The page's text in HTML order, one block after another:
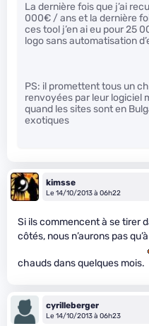
La dernière fois que j’ai
000€ / ans et la dernière
ces tool j’en ai eu pour 25
logo sans automatisation
PS: il promettent tous un
renvoyées par leur logiciel
quand les sites sont en
exotiques
kimsse
Le 14/10/2013 à 06h22
Si ils commencent à se tirer
côtés, nous n’aurons pas
chauds dans quelques mois.
cyrilleberger
Le 14/10/2013 à 06h23